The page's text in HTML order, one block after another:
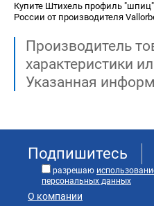
Купите Штихель профиль "шпиц"
России от производителя
Производитель
характеристики
Указанная
Подпишитесь
разрешаю
персональных данных
О компании